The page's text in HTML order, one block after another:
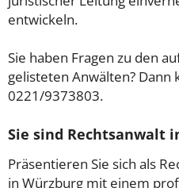
entwickeln.
Sie haben Fragen zu den
gelisteten Anwälten?
0221/9373803.
Sie sind Rechtsanwalt
Präsentieren Sie sich als
in Würzburg mit einem